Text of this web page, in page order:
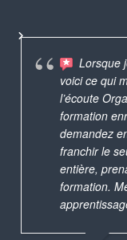
Lorsque
voici ce qui
l’écoute
formation
demandez
franchir le
entière,
formation.